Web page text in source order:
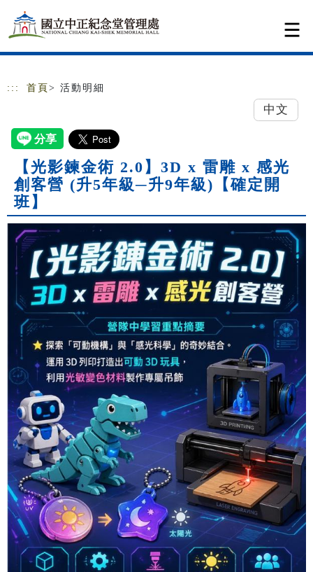
跳到主要內容
網站導覽
::: 首頁 > 活動明細
中文
【光影鍊金術 2.0】3D x 雷雕 x 感光
創客營 (升5年級─升9年級)【確定開
班】